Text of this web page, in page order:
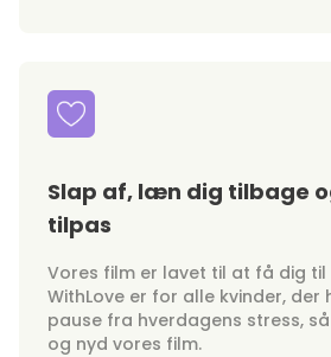
Slap af, læn dig tilbage
tilpas
Vores film er lavet til at få dig
WithLove er for alle kvinder, der
pause fra hverdagens stress,
og nyd vores film.